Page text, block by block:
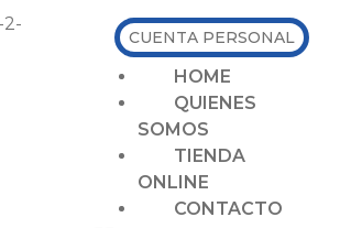
HOME
QUIENES
SOMOS
TIENDA
ONLINE
CONTACTO
CUENTA PERSONAL